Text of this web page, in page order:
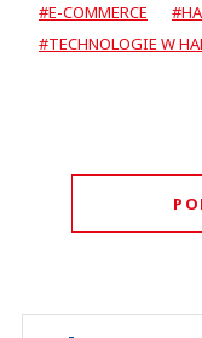
#E-COMMERCE
#TECHNOLOGIE W